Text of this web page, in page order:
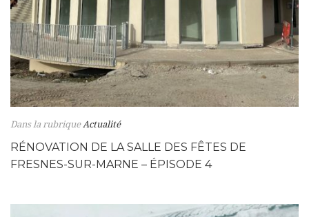
Dans la rubriqueActualité
RÉNOVATION DE LA SALLE DES FÊTES DE
FRESNES-SUR-MARNE – ÉPISODE 4